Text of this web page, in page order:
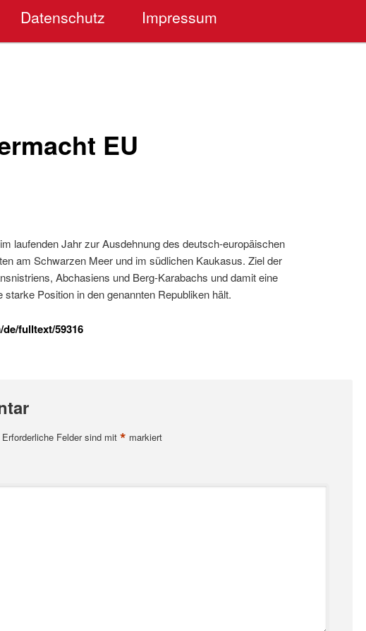
Datenschutz Impressum
EU
laufenden Jahr zur Ausdehnung des deutsch-europäischen
am Schwarzen Meer und im südlichen Kaukasus. Ziel der
Abchasiens und Berg-Karabachs und damit eine
Position in den genannten Republiken hält.
fulltext/59316
Erforderliche Felder sind mit * markiert